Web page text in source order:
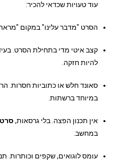
עוד טעויות שכדאי להכיר:
הסרט "מדבר עלינו" במקום
קצב איטי מדי בתחילת הסרט.
להיות חזקה.
סאונד חלש או כתוביות חסרות.
במיוחד ברשתות.
אין תכנון הפצה. בלי גרסאות,
במחשב.
עומס לוגואים, שקפים וכותרות.